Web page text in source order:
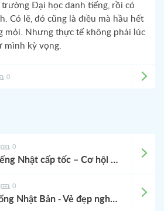
Đại học danh tiếng, rồi có
Có lẽ, đó cũng là điều mà hầu hết
mỏi. Nhưng thực tế không phải lúc
mình kỳ vọng.
0
0
[Chiêu sinh] Học tiếng Nhật cấp tốc – Cơ hội làm Quản lý Nhà hàng tại Nhật, lương hấp dẫn!
0
Hoa văn truyền thống Nhật Bản - Vẻ đẹp nghệ thuật vượt thời gian